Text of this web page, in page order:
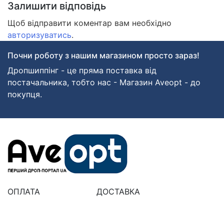
Залишити відповідь
Щоб відправити коментар вам необхідно
авторизуватись.
Почни роботу з нашим магазином просто зараз!
Дропшиппінг - це пряма поставка від
постачальника, тобто нас - Магазин Aveopt - до
покупця.
ОПЛАТА ДОСТАВКА